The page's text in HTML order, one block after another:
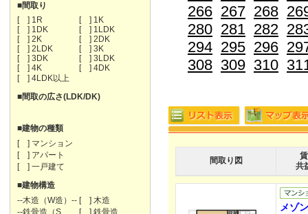
■間取り
[ ] 1R
[ ] 1K
[ ] 1DK
[ ] 1LDK
[ ] 2K
[ ] 2DK
[ ] 2LDK
[ ] 3K
[ ] 3DK
[ ] 3LDK
[ ] 4K
[ ] 4DK
[ ] 4LDK以上
■間取の広さ(LDK/DK)
■建物の種類
[ ] マンション
[ ] アパート
[ ] 一戸建て
■建物構造
--木造（W造）-- [ ] 木造
--鉄骨造（S
[ ] 鉄骨造
266 267 268
280 281 282
294 295 296
308 309 310
間取り図
共
メゾ